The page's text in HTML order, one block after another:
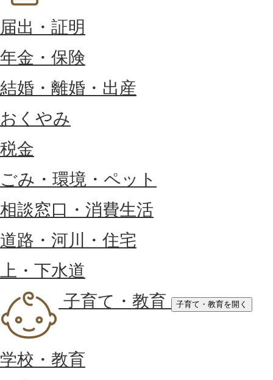
届出・証明
年金・保険
結婚・離婚・出産
おくやみ
税金
ごみ・環境・ペット
相談窓口・消費生活
道路・河川・住宅
上・下水道
子育て・教育
子育て・教育を開く
学校・教育